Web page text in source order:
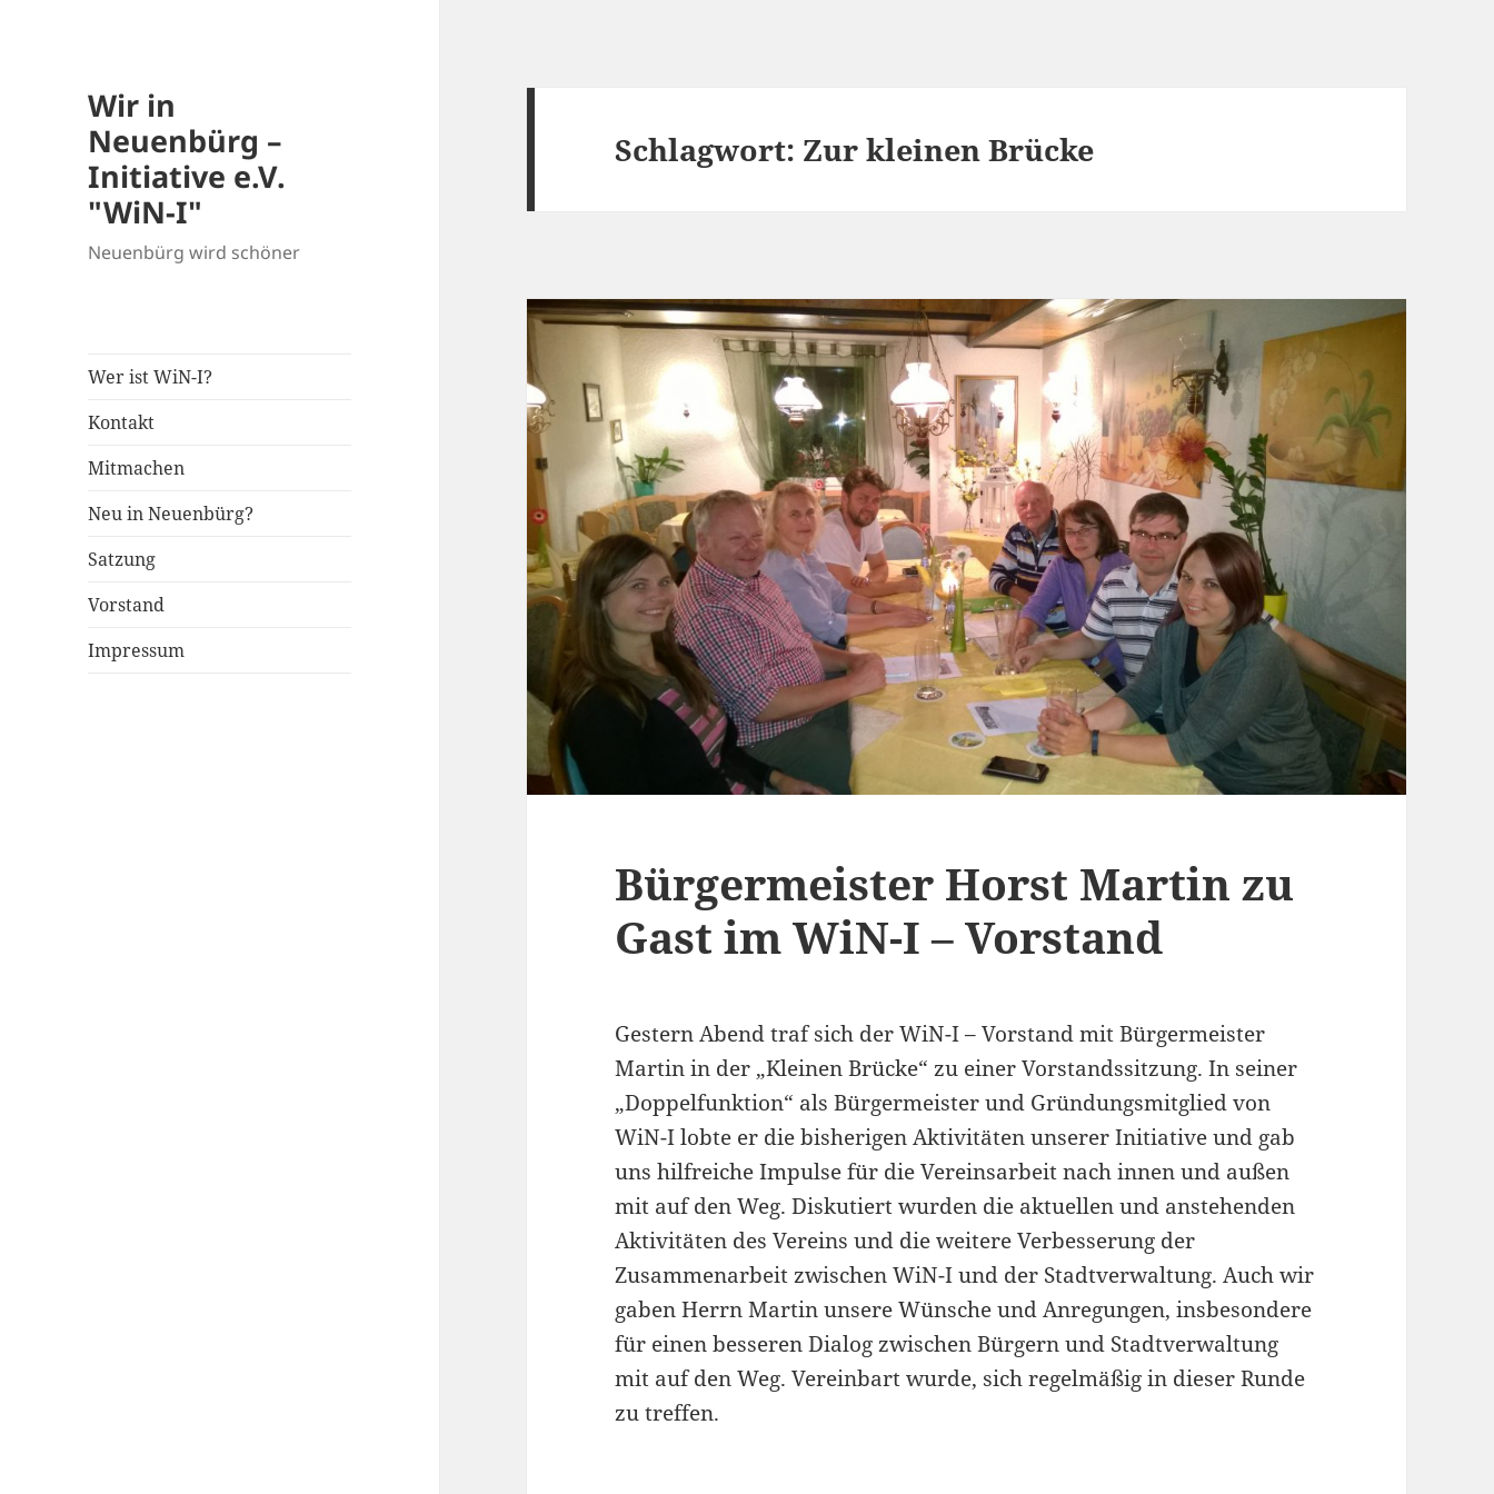
Wir in
Neuenbürg –
Initiative e.V.
"WiN-I"
Neuenbürg wird schöner
Wer ist WiN-I?
Kontakt
Mitmachen
Neu in Neuenbürg?
Satzung
Vorstand
Impressum
Schlagwort: Zur kleinen Brücke
Bürgermeister Horst Martin zu
Gast im WiN-I – Vorstand
Gestern Abend traf sich der WiN-I – Vorstand mit Bürgermeister
Martin in der „Kleinen Brücke“ zu einer Vorstandssitzung. In seiner
„Doppelfunktion“ als Bürgermeister und Gründungsmitglied von
WiN-I lobte er die bisherigen Aktivitäten unserer Initiative und gab
uns hilfreiche Impulse für die Vereinsarbeit nach innen und außen
mit auf den Weg. Diskutiert wurden die aktuellen und anstehenden
Aktivitäten des Vereins und die weitere Verbesserung der
Zusammenarbeit zwischen WiN-I und der Stadtverwaltung. Auch wir
gaben Herrn Martin unsere Wünsche und Anregungen, insbesondere
für einen besseren Dialog zwischen Bürgern und Stadtverwaltung
mit auf den Weg. Vereinbart wurde, sich regelmäßig in dieser Runde
zu treffen.